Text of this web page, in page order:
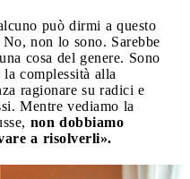
può dirmi a questo
non lo sono. Sarebbe
cosa del genere. Sono
complessità alla
ragionare su radici e
Mentre vediamo la
non dobbiamo
a risolverli».